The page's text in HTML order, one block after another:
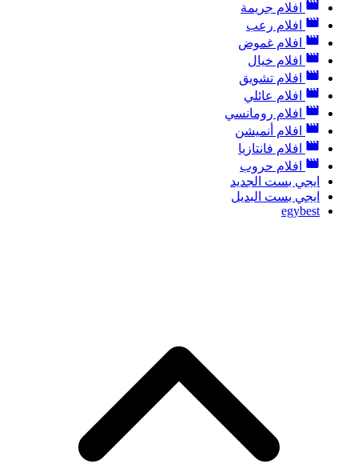
افلام جريمة
افلام رعب
افلام غموض
افلام خيال
افلام تشويق
افلام عائلي
افلام رومانسي
افلام أنميشن
افلام فانتازيا
افلام حروب
ايجي بست الجديد
ايجي بست البديل
egybest